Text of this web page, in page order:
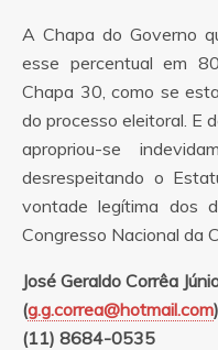
A Chapa do Governo
esse percentual em
Chapa 30, como se
do processo eleitoral. E
apropriou-se
desrespeitando o
vontade legítima dos
Congresso Nacional da
José Geraldo Corrêa
(g.g.correa@hotmail.com)
(11) 8684-0535